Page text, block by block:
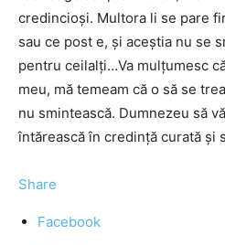
credincioşi. Multora li se pare
sau ce post e, şi aceştia nu se
pentru ceilalţi…Va mulţumesc
meu, mă temeam că o să se
nu smintească. Dumnezeu să
întărească în credinţă curată şi
Share
Facebook